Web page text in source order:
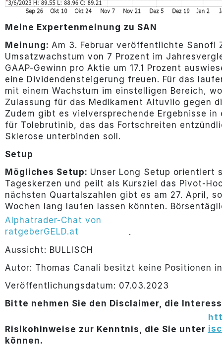
Meine Expertenmeinung zu SAN
Meinung: Am 3. Februar veröffentlichte Sanofi
Umsatzwachstum von 7 Prozent im
GAAP-Gewinn pro Aktie um 17.1 Prozent
eine Dividendensteigerung freuen. Für das
mit einem Wachstum im einstelligen Bereich,
Zulassung für das Medikament Altuviio gegen
Zudem gibt es vielversprechende Ergebnisse
für Tolebrutinib, das das Fortschreiten
Sklerose unterbinden soll.
Setup
Mögliches Setup: Unser Long Setup orientiert
Tageskerzen und peilt als Kursziel das Pivot-
nächsten Quartalszahlen gibt es am 27. April,
Wochen lang laufen lassen könnten.
Alphatrader-Chat von
ratgeberGELD.at
.
Aussicht: BULLISCH
Autor: Thomas Canali besitzt keine Positionen
Veröffentlichungsdatum: 07.03.2023
Bitte nehmen Sie den Disclaimer, die
Risikohinweise zur Kenntnis, die Sie unter
können.